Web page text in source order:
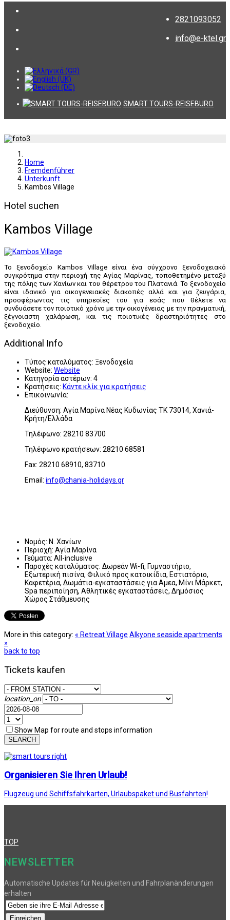
2821093052
info@e-ktel.gr
SMART TOURS-REISEBURO
Home
Fremdenführer
Unterkunft
Kambos Village
Hotel suchen
Kambos Village
Το ξενοδοχείο Kambos Village είναι ένα σύγχρονο ξενοδοχειακό
συγκρότημα στην περιοχή της Αγίας Μαρίνας, τοποθετημένο μεταξύ
της πόλης των Χανίων και του θέρετρου του Πλατανιά. Το ξενοδοχείο
είναι ιδανικό για οικογενειακές διακοπές αλλά και για ζευγάρια,
προσφέρωντας τις υπηρεσίες του για εσάς που θέλετε να
συνδυάσετε τον ποιοτικό χρόνο με την οικογένειας με την πραγματική,
ξέγνοιαστη χαλάρωση, και τις ποιοτικές δραστηριότητες στο
ξενοδοχείο.
Additional Info
Τύπος καταλύματος: Ξενοδοχεία
Website: Website
Κατηγορία αστέρων: 4
Κρατήσεις: Κάντε κλίκ για κρατήσεις
Επικοινωνία:
Διεύθυνση: Αγία Μαρίνα Νέας Κυδωνίας ΤΚ 73014, Χανιά-
Κρήτη/Ελλάδα
Τηλέφωνο: 28210 83700
Τηλέφωνο κρατήσεων: 28210 68581
Fax: 28210 68910, 83710
Email: info@chania-holidays.gr
Νομός: Ν. Χανίων
Περιοχή: Αγία Μαρίνα
Γεύματα: All-inclusive
Παροχές καταλύματος: Δωρεάν Wi-fi, Γυμναστήριο,
Εξωτερική πισίνα, Φιλικό προς κατοικίδια, Εστιατόριο,
Καφετέρια, Δωμάτια-εγκαταστάσεις για Αμεα, Μίνι Μάρκετ,
Spa περιποίηση, Αθλητικές εγκαταστάσεις, Δημόσιος
Χώρος Στάθμευσης
More in this category: « Retreat Village Alkyone seaside apartments
»
back to top
Tickets kaufen
location_on
Show Map for route and stops information
SEARCH
Organisieren Sie Ihren Urlaub!
Flugzeug und Schiffsfahrkarten, Urlaubspaket und Busfahrten!
TOP
NEWSLETTER
Automatische Updates für Neuigkeiten und Fahrplanänderungen
erhalten